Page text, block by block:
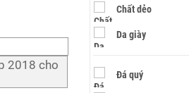
2018 cho
Chất dẻo
Da giày
Đá quý